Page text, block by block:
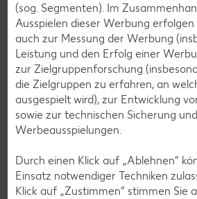
Muffin-Rezepte
Apfelkuchen-Rezepte
Schokokuchen-Rezepte
Torten-Rezepte
Eis-Rezepte
Plätzchen-Rezepte
(sog. Segmenten). Im
Ausspielen dieser Werbung
auch zur Messung der Werbung
Leistung und den Erfolg einer
zur Zielgruppenforschung
die Zielgruppen zu erfahren, an
ausgespielt wird), zur Entwicklung
sowie zur technischen Sicherung
Werbeausspielungen.
Durch einen Klick auf „Ablehnen“
Einsatz notwendiger Techniken
Klick auf „Zustimmen“ stimmen Sie